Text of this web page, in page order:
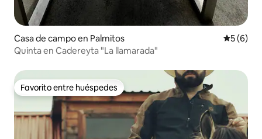
Casa de campo en Palmitos
5 (6)
Quinta en Cadereyta "La llamarada"
Favorito entre huéspedes
Favorito entre huéspedes